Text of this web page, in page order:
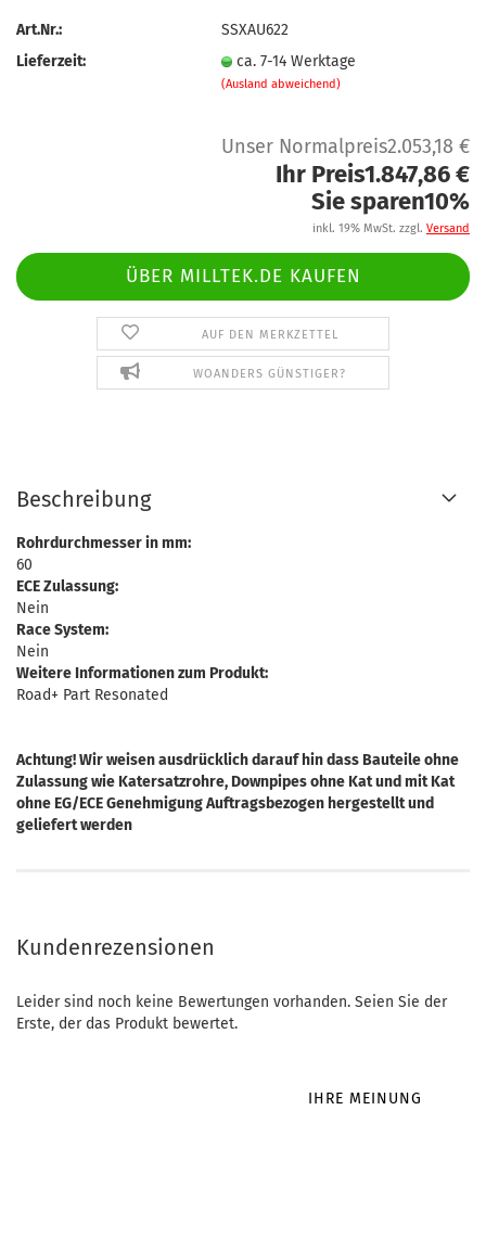
Art.Nr.:
SSXAU622
Lieferzeit:
ca. 7-14 Werktage
(Ausland abweichend)
Unser Normalpreis2.053,18 €
Ihr Preis1.847,86 €
Sie sparen10%
inkl. 19% MwSt. zzgl. Versand
ÜBER MILLTEK.DE KAUFEN
AUF DEN MERKZETTEL
WOANDERS GÜNSTIGER?
Beschreibung
Rohrdurchmesser in mm:
60
ECE Zulassung:
Nein
Race System:
Nein
Weitere Informationen zum Produkt:
Road+ Part Resonated
Achtung! Wir weisen ausdrücklich darauf hin dass Bauteile ohne
Zulassung wie Katersatzrohre, Downpipes ohne Kat und mit Kat
ohne EG/ECE Genehmigung Auftragsbezogen hergestellt und
geliefert werden
Kundenrezensionen
Leider sind noch keine Bewertungen vorhanden. Seien Sie der
Erste, der das Produkt bewertet.
IHRE MEINUNG